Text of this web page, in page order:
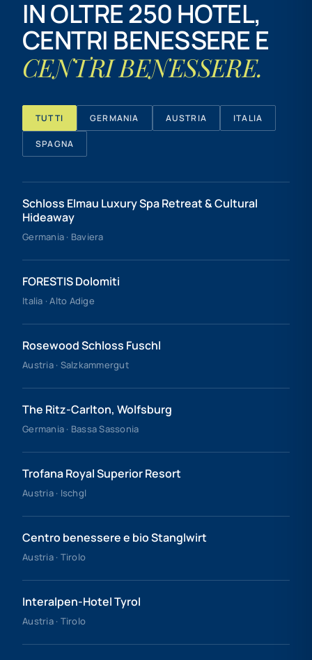
IN OLTRE 250 HOTEL,
CENTRI BENESSERE E
CENTRI BENESSERE.
TUTTI GERMANIA AUSTRIA ITALIA
SPAGNA
Schloss Elmau Luxury Spa Retreat & Cultural
Hideaway
Germania · Baviera
FORESTIS Dolomiti
Italia · Alto Adige
Rosewood Schloss Fuschl
Austria · Salzkammergut
The Ritz-Carlton, Wolfsburg
Germania · Bassa Sassonia
Trofana Royal Superior Resort
Austria · Ischgl
Centro benessere e bio Stanglwirt
Austria · Tirolo
Interalpen-Hotel Tyrol
Austria · Tirolo